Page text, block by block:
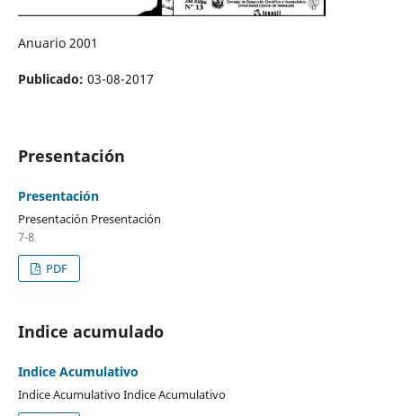
Anuario 2001
Publicado: 03-08-2017
Presentación
Presentación
Presentación Presentación
7-8
PDF
Indice acumulado
Indice Acumulativo
Indice Acumulativo Indice Acumulativo